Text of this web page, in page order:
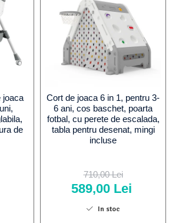
joaca
de
Cort de joaca 6 in 1, pentru 3-
6 ani, cos baschet, poarta
fotbal, cu perete de escalada,
tabla pentru desenat, mingi
incluse
710,00 Lei
589,00 Lei
In stoc